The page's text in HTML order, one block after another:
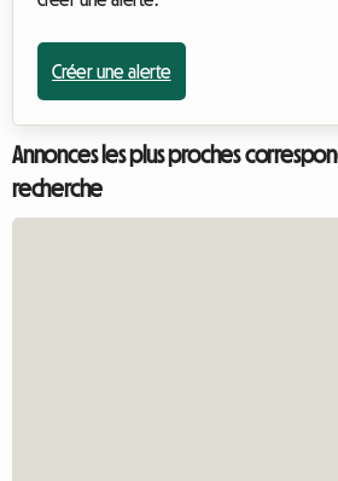
Créer une alerte
Annonces les plus proches
recherche